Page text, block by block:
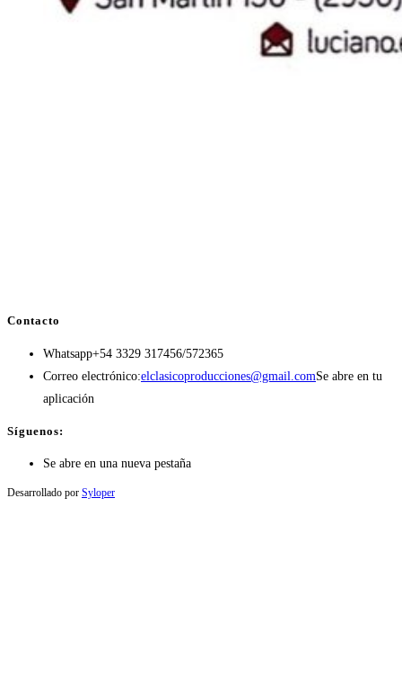
Contacto
Whatsapp+54 3329 317456/572365
Correo electrónico:elclasicoproducciones@gmail.comSe abre en tu
aplicación
Síguenos:
Se abre en una nueva pestaña
Desarrollado por Syloper